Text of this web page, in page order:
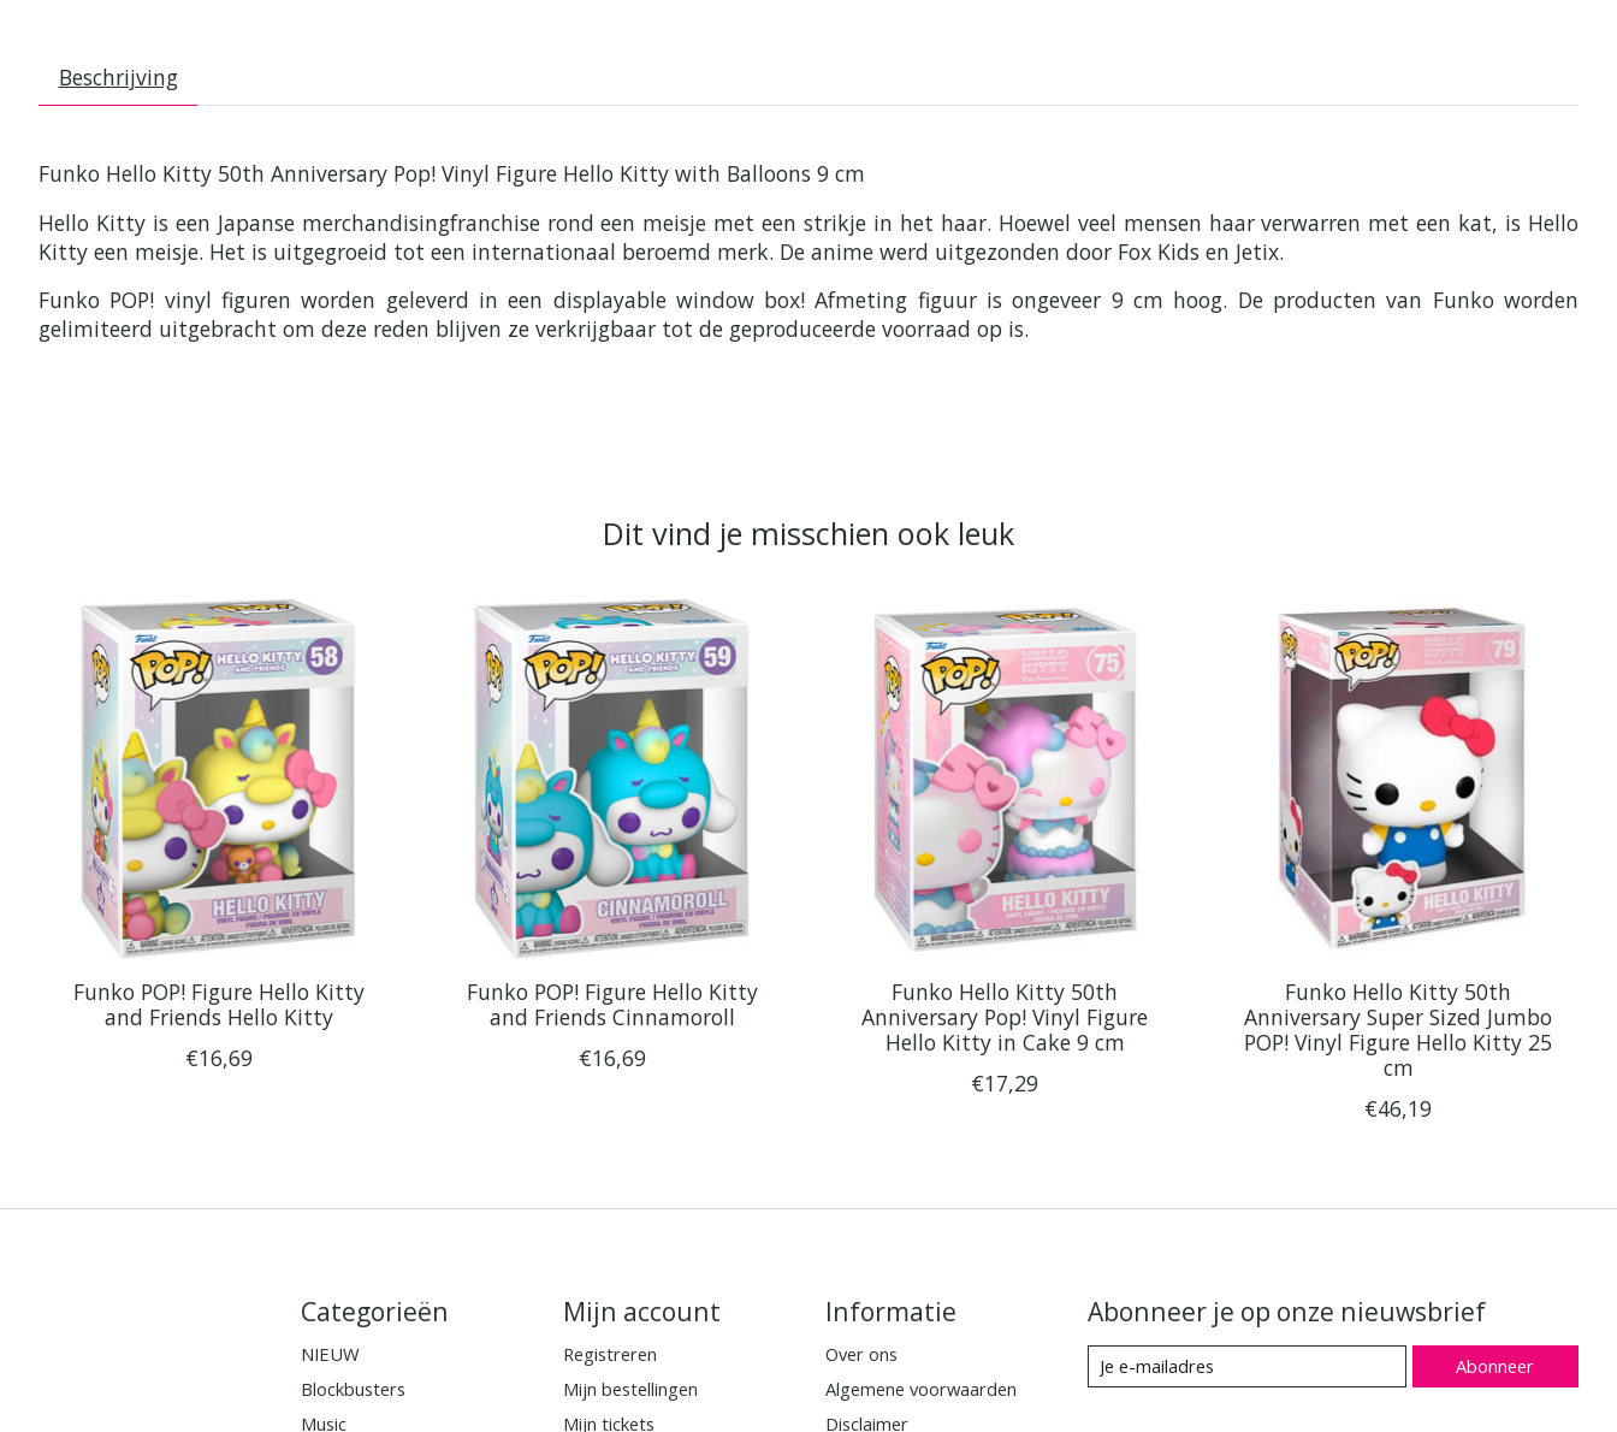
Beschrijving
Funko Hello Kitty 50th Anniversary Pop! Vinyl Figure Hello Kitty with Balloons 9 cm
Hello Kitty is een Japanse merchandisingfranchise rond een meisje met een strikje in het haar. Hoewel veel mensen haar verwarren met een kat, is Hello
Kitty een meisje. Het is uitgegroeid tot een internationaal beroemd merk. De anime werd uitgezonden door Fox Kids en Jetix.
Funko POP! vinyl figuren worden geleverd in een displayable window box! Afmeting figuur is ongeveer 9 cm hoog. De producten van Funko worden
gelimiteerd uitgebracht om deze reden blijven ze verkrijgbaar tot de geproduceerde voorraad op is.
Dit vind je misschien ook leuk
Items van productcarrousel
Funko POP! Figure Hello Kitty
and Friends Hello Kitty
€16,69
Funko POP! Figure Hello Kitty
and Friends Cinnamoroll
€16,69
Funko Hello Kitty 50th
Anniversary Pop! Vinyl Figure
Hello Kitty in Cake 9 cm
€17,29
Funko Hello Kitty 50th
Anniversary Super Sized Jumbo
POP! Vinyl Figure Hello Kitty 25
cm
€46,19
Categorieën
NIEUW
Blockbusters
Music
Mijn account
Registreren
Mijn bestellingen
Mijn tickets
Informatie
Over ons
Algemene voorwaarden
Disclaimer
Abonneer je op onze nieuwsbrief
Abonneer